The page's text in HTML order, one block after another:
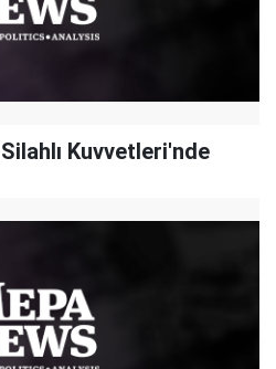
Kuvvetleri'nde